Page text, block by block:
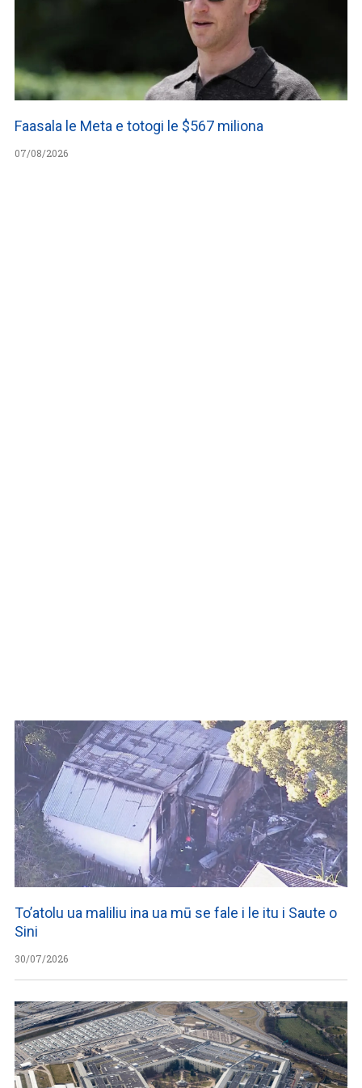
Faasala le Meta e totogi le $567 miliona
07/08/2026
To’atolu ua maliliu ina ua mū se fale i le itu i Saute o
Sini
30/07/2026